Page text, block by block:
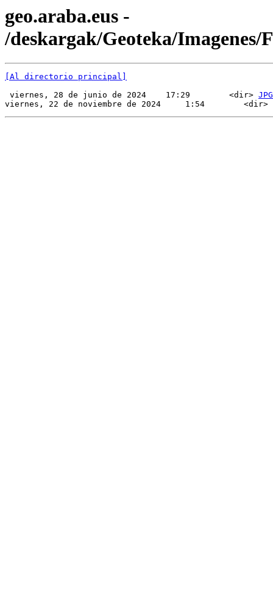
geo.araba.eus -
/deskargak/Geoteka/Imagenes/
[Al directorio principal]
viernes, 28 de junio de 2024    17:29        <dir> JPG
viernes, 22 de noviembre de 2024     1:54        <dir>